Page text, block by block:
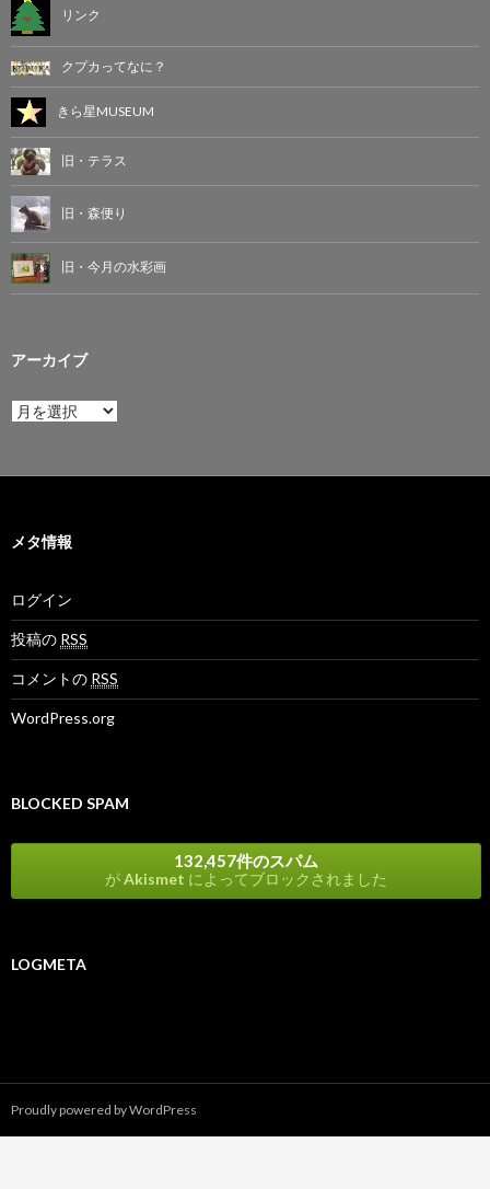
リンク
クプカってなに？
きら星MUSEUM
旧・テラス
旧・森便り
旧・今月の水彩画
アーカイブ
ア
メタ情報
ログイン
投稿の RSS
コメントの RSS
WordPress.org
BLOCKED SPAM
132,457件のスパム
がAkismet によってブロックされました
LOGMETA
Proudly powered by WordPress